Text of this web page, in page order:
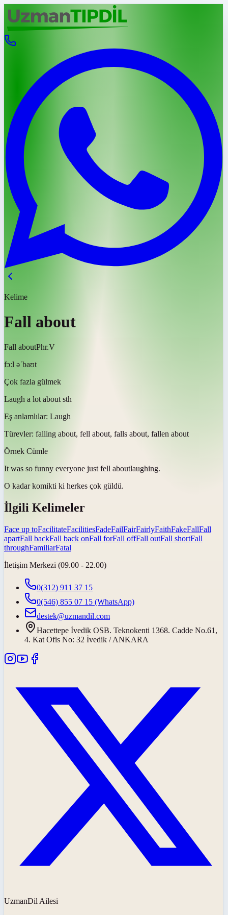
Kelime
Fall about
Fall aboutPhr.V
fɔːl əˈbaʊt
Çok fazla gülmek
Laugh a lot about sth
Eş anlamlılar: Laugh
Türevler: falling about, fell about, falls about, fallen about
Örnek Cümle
It was so funny everyone just fell aboutlaughing.
O kadar komikti ki herkes çok güldü.
İlgili Kelimeler
Face up toFacilitateFacilitiesFadeFailFairFairlyFaithFakeFallFall
apartFall backFall back onFall forFall offFall outFall shortFall
throughFamiliarFatal
İletişim Merkezi (09.00 - 22.00)
0(312) 911 37 15
0(546) 855 07 15 (WhatsApp)
destek@uzmandil.com
Hacettepe İvedik OSB. Teknokenti 1368. Cadde No.61,
4. Kat Ofis No: 32 İvedik / ANKARA
UzmanDil Ailesi